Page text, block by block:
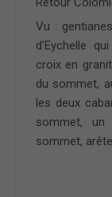
Vu :
d’Eychelle
croix en
du sommet,
les deux
sommet,
sommet,